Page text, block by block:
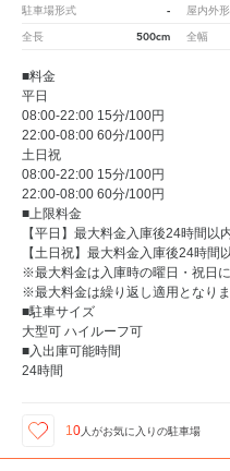
駐車場形式 - 屋内外
全長 500cm 全幅
■料金
平日
08:00-22:00 15分/100円
22:00-08:00 60分/100円
土日祝
08:00-22:00 15分/100円
22:00-08:00 60分/100円
■上限料金
【平日】最大料金入庫後24時間以
【土日祝】最大料金入庫後24時間
※最大料金は入庫時の曜日・祝日に
※最大料金は繰り返し適用となりま
■駐車サイズ
大型可 ハイルーフ可
■入出庫可能時間
24時間
10 人がお気に入りの駐車場